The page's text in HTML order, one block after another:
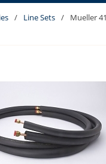
/ Line Sets / Mueller